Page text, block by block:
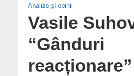
Analize și opinii
Vasile
“Gânduri
reacționare”